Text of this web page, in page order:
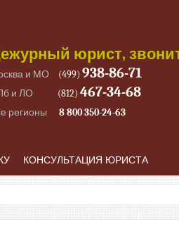
юрист,
и МО (499) 938-86-71
и ЛО (812) 467-34-68
регионы 8 800 350-24-63
КОНСУЛЬТАЦИЯ ЮРИСТА